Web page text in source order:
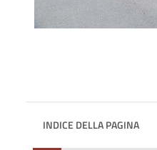
INDICE DELLA PAGINA